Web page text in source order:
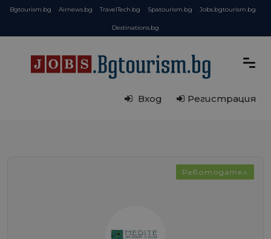
Bgtourism.bg Airnews.bg TravelTech.bg Spatourism.bg Jobs.bgtourism.bg
Destinations.bg
Вход Регистрация
Работодател